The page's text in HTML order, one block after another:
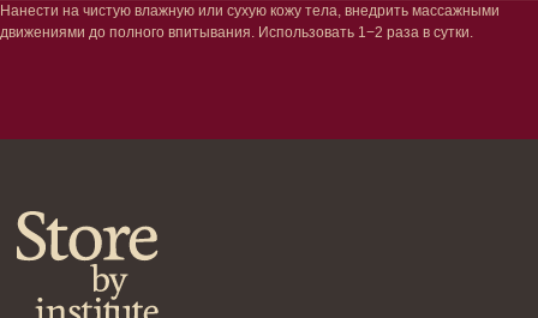
Нанести на чистую влажную или сухую кожу тела, внедрить массажными
движениями до полного впитывания. Использовать 1−2 раза в сутки.
Клиентам
Согласие на обработку
Договор оферта
Реквизиты и контакты
Подписаться
E-mail